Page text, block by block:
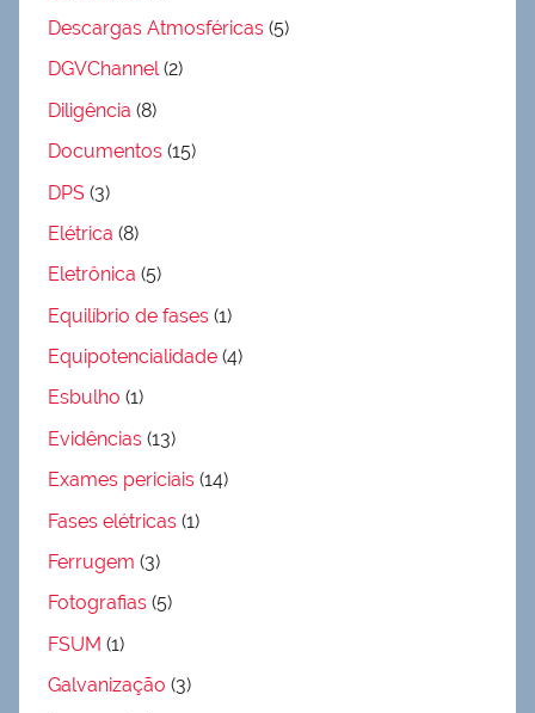
Descargas Atmosféricas (5)
DGVChannel(2)
Diligência (8)
Documentos (15)
DPS (3)
Elétrica (8)
Eletrônica (5)
Equilíbrio de fases (1)
Equipotencialidade (4)
Esbulho (1)
Evidências (13)
Exames periciais (14)
Fases elétricas (1)
Ferrugem (3)
Fotografias (5)
FSUM (1)
Galvanização (3)